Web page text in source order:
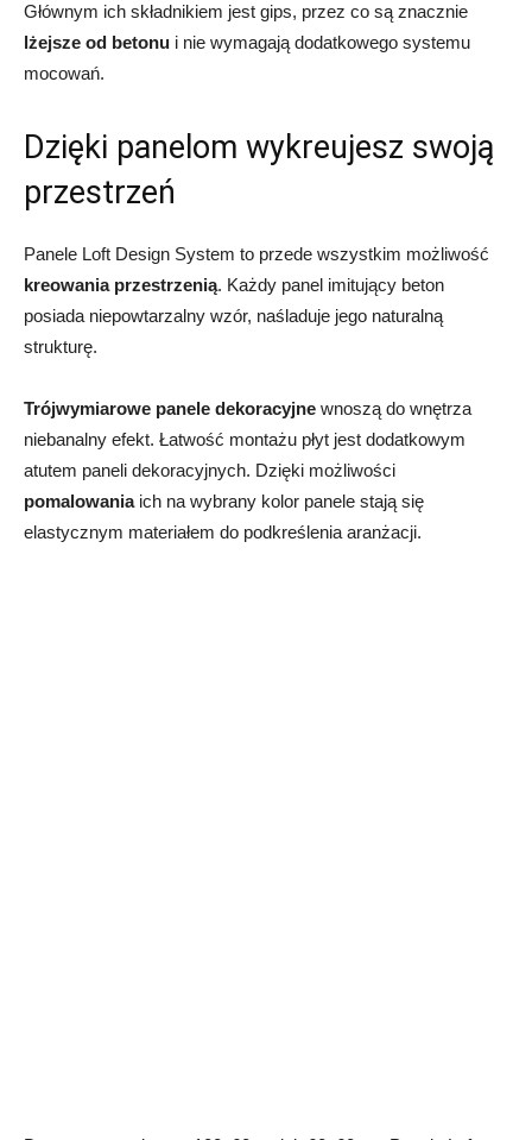
Głównym ich składnikiem jest gips, przez co są znacznie
lżejsze od betonu i nie wymagają dodatkowego systemu
mocowań.
Dzięki panelom wykreujesz swoją
przestrzeń
Panele Loft Design System to przede wszystkim możliwość
kreowania przestrzenią. Każdy panel imitujący beton
posiada niepowtarzalny wzór, naśladuje jego naturalną
strukturę.
Trójwymiarowe panele dekoracyjne wnoszą do wnętrza
niebanalny efekt. Łatwość montażu płyt jest dodatkowym
atutem paneli dekoracyjnych. Dzięki możliwości
pomalowaniaich na wybrany kolor panele stają się
elastycznym materiałem do podkreślenia aranżacji.